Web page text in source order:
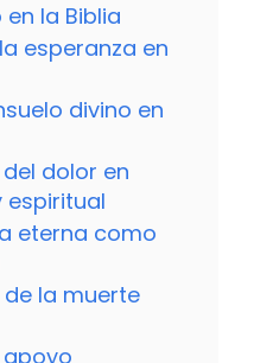
la Biblia
esperanza en
divino en
dolor en
espiritual
eterna como
de la muerte